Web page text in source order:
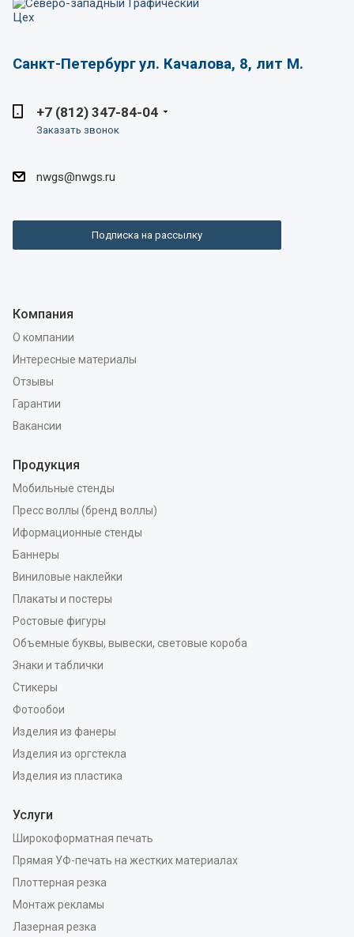
Санкт-Петербургул. Качалова, 8, лит М.
+7 (812) 347-84-04
Заказать звонок
nwgs@nwgs.ru
Подписка на рассылку
Компания
О компании
Интересные материалы
Отзывы
Гарантии
Вакансии
Продукция
Мобильные стенды
Пресс воллы (бренд воллы)
Иформационные стенды
Баннеры
Виниловые наклейки
Плакаты и постеры
Ростовые фигуры
Объемные буквы, вывески, световые короба
Знаки и таблички
Стикеры
Фотообои
Изделия из фанеры
Изделия из оргстекла
Изделия из пластика
Услуги
Широкоформатная печать
Прямая УФ-печать на жестких материалах
Плоттерная резка
Монтаж рекламы
Лазерная резка